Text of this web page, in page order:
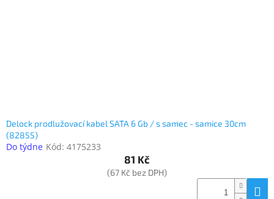
Delock prodlužovací kabel SATA 6 Gb / s samec - samice 30cm
(82855)
Do týdne Kód: 4175233
81 Kč
(67 Kč bez DPH)